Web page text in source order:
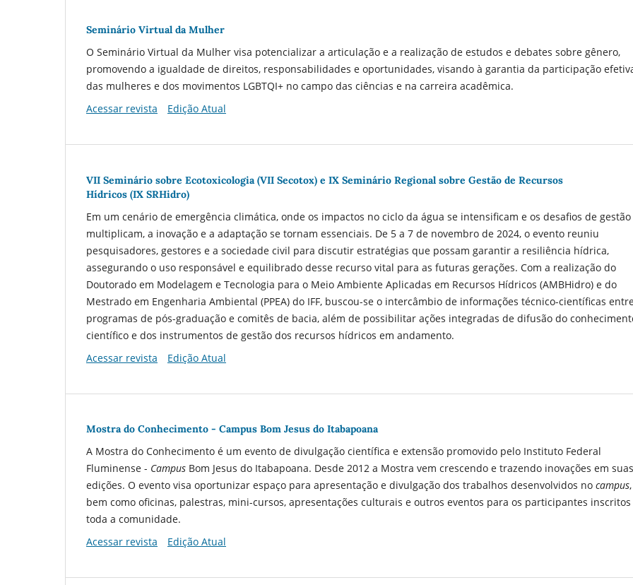
Seminário Virtual da Mulher
O Seminário Virtual da Mulher visa potencializar a articulação e a realização de estudos e debates sobre gênero,
promovendo a igualdade de direitos, responsabilidades e oportunidades, visando à garantia da participação
das mulheres e dos movimentos LGBTQI+ no campo das ciências e na carreira acadêmica.
Acessar revista
Edição Atual
VII Seminário sobre Ecotoxicologia (VII Secotox) e IX Seminário Regional sobre Gestão de Recursos
Hídricos (IX SRHidro)
Em um cenário de emergência climática, onde os impactos no ciclo da água se intensificam e os desafios de gestão
multiplicam, a inovação e a adaptação se tornam essenciais. De 5 a 7 de novembro de 2024, o evento reuniu
pesquisadores, gestores e a sociedade civil para discutir estratégias que possam garantir a resiliência hídrica,
assegurando o uso responsável e equilibrado desse recurso vital para as futuras gerações. Com a realização do
Doutorado em Modelagem e Tecnologia para o Meio Ambiente Aplicadas em Recursos Hídricos (AMBHidro) e do
Mestrado em Engenharia Ambiental (PPEA) do IFF, buscou-se o intercâmbio de informações técnico-científicas
programas de pós-graduação e comitês de bacia, além de possibilitar ações integradas de difusão do
científico e dos instrumentos de gestão dos recursos hídricos em andamento.
Acessar revista
Edição Atual
Mostra do Conhecimento - Campus Bom Jesus do Itabapoana
A Mostra do Conhecimento é um evento de divulgação científica e extensão promovido pelo Instituto Federal
Fluminense - Campus Bom Jesus do Itabapoana. Desde 2012 a Mostra vem crescendo e trazendo inovações em suas
edições. O evento visa oportunizar espaço para apresentação e divulgação dos trabalhos desenvolvidos no campus,
bem como oficinas, palestras, mini-cursos, apresentações culturais e outros eventos para os participantes
toda a comunidade.
Acessar revista
Edição Atual